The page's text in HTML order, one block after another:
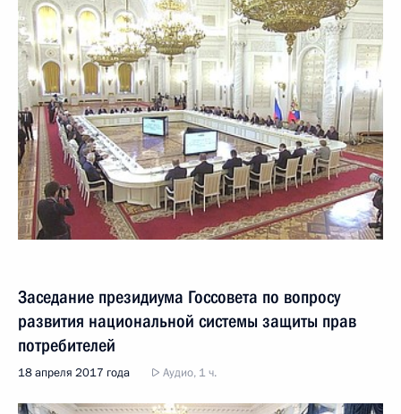
Заседание президиума Госсовета по вопросу
развития национальной системы защиты прав
потребителей
18 апреля 2017 года Аудио, 1 ч.